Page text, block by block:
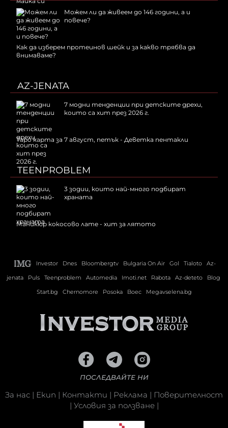
Можем ли да живеем до 146 години, а и
повече?
Как да изберем протеинов шейк и за какво трябва да
внимаваме?
AZ-JENATA
7 модни тенденции при детските дрехи,
които са хит през 2026 г.
Таро карта за 7 август, петък - Деветка пентакли
TEENPROBLEM
3 зодии, които най-много подбират
храната
Маникюр кокосово лате - хит за лятото
Investor Dnes Bloombergtv Bulgaria On Air Gol Tialoto
Az-
jenata
Puls Teenproblem Automedia Imoti.net Rabota Az-deteto
Blog
Start.bg
Chernomore Posoka Boec Megavselena.bg
ПОСЛЕДВАЙТЕ НИ
За нас | Екип | Контакти | Реклама | Поверителност
| Условия за ползване|